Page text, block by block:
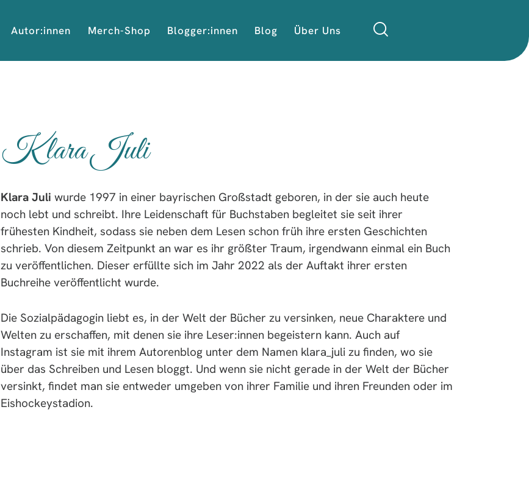
Autor:innen Merch-Shop Blogger:innen Blog Über Uns
Klara Juli
Klara Juli wurde 1997 in einer bayrischen Großstadt geboren, in der sie auch heute
noch lebt und schreibt. Ihre Leidenschaft für Buchstaben begleitet sie seit ihrer
frühesten Kindheit, sodass sie neben dem Lesen schon früh ihre ersten Geschichten
schrieb. Von diesem Zeitpunkt an war es ihr größter Traum, irgendwann einmal ein Buch
zu veröffentlichen. Dieser erfüllte sich im Jahr 2022 als der Auftakt ihrer ersten
Buchreihe veröffentlicht wurde.
Die Sozialpädagogin liebt es, in der Welt der Bücher zu versinken, neue Charaktere und
Welten zu erschaffen, mit denen sie ihre Leser:innen begeistern kann. Auch auf
Instagram ist sie mit ihrem Autorenblog unter dem Namen klara_juli zu finden, wo sie
über das Schreiben und Lesen bloggt. Und wenn sie nicht gerade in der Welt der Bücher
versinkt, findet man sie entweder umgeben von ihrer Familie und ihren Freunden oder im
Eishockeystadion.